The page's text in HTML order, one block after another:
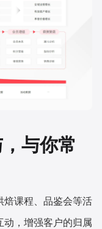
与你常
焙课程、品鉴会等活
，增强客户的归属